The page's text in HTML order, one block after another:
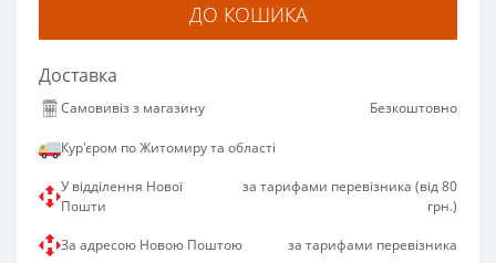
ДО КОШИКА
Доставка
Самовивіз з магазину Безкоштовно
Кур'єром по Житомиру та області
У відділення Нової
Пошти
за тарифами перевізника (від 80
грн.)
За адресою Новою Поштою за тарифами перевізника